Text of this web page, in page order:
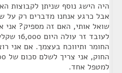
היה הישג נוסף שניתן לקבוצות
אבל כרגע אנחנו מדברים רק על
שואל אותי, האם זה מספיק? אני
לעובד
החומר ותיווכח בעצמך. אם אני
למטפל אחד.